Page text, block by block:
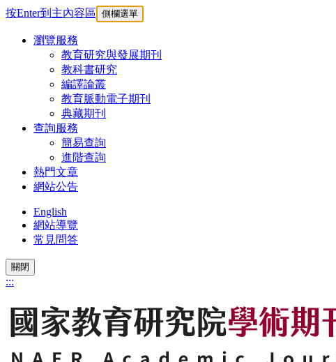
按Enter到主內容區 側欄選單
瀏覽服務
教育研究與發展期刊
教科書研究
編譯論叢
教育脈動電子期刊
典藏期刊
查詢服務
簡易查詢
進階查詢
熱門文章
網站公告
English
網站導覽
常見問答
關閉
:::